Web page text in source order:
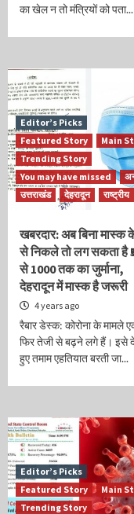
का खेल न तो मंत्रियों को पता...
Editor’s Picks
Featured Story
Main
Trending Story
You may have missed
उत्तराखंड
देहरादून राष्ट्रीय
खबरदार: अब बिना मास्क
से निकले तो लग सकता है
से 1000 तक का जुर्माना,
देहरादून में मास्क है जरूरी
4 years ago
रैबार डेस्क: कोरोना के मामले
फिर तेजी से बढ़ने लगे हैं। इसे
हुए तमाम एहतियात बरती जा...
Editor’s Picks
Featured Story
Main
Trending Story